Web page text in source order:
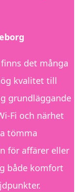
det många
kvalitet till
grundläggande
Fi och närhet
tömma
för affärer eller
både komfort